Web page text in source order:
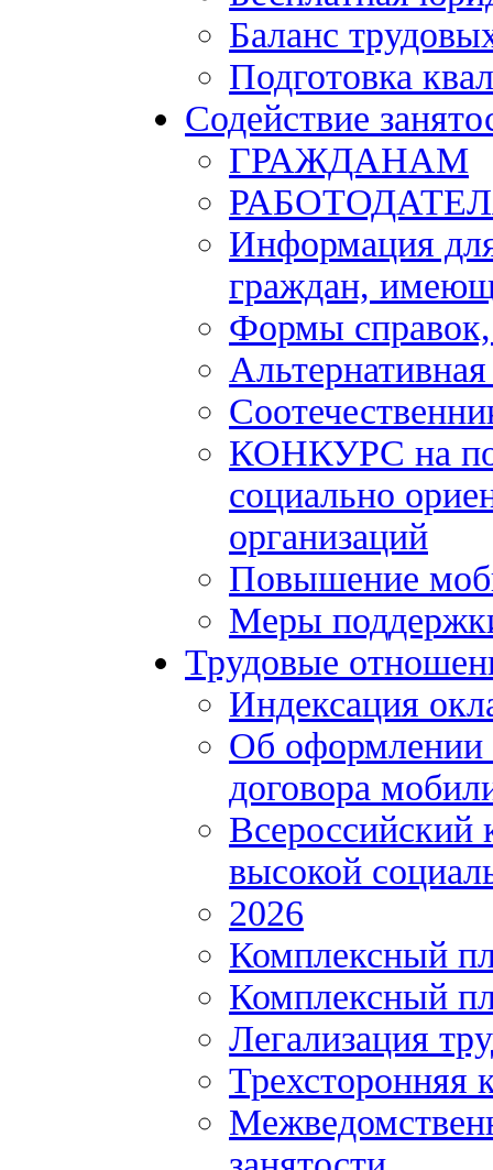
Баланс
Подготовка
Содействие
ГРАЖДАНАМ
Информация
граждан,
Формы справок,
КОНКУРС на
социально
организаций
Повышение
Меры
Трудовые
Индексация
Об оформлении
договора
Всероссийский
высокой
2026
Комплексный
Комплексный
Легализация
Трехсторонняя